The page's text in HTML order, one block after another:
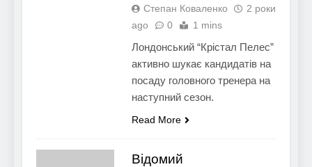
Степан Коваленко
2 роки
ago
0 1 mins
Лондонський “Крістал Пелес”
активно шукає кандидатів на
посаду головного тренера на
наступний сезон.
Read More
Відомий